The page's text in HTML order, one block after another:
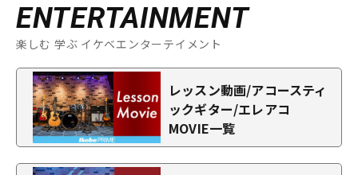
ENTERTAINMENT
楽しむ 学ぶ イケベエンターテイメント
レッスン動画/アコースティ
ックギター/エレアコ
MOVIE一覧